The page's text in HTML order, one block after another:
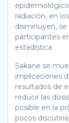
radiación, en
disminuyen,
participantes
estadística.
Sakane se
implicaciones
resultados de
reducir las
posible en la
pocos